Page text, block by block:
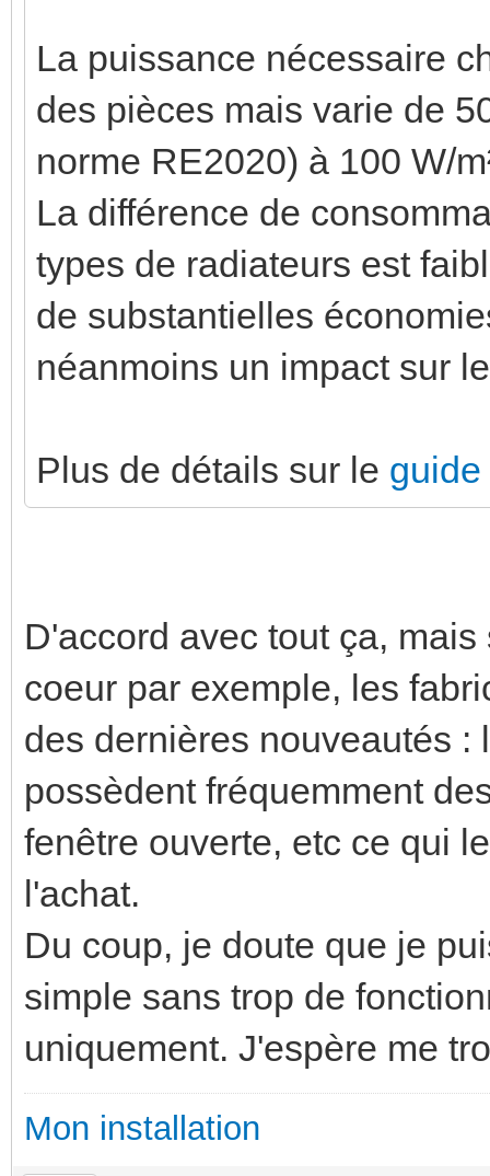
La puissance nécessaire
des pièces mais varie de
norme RE2020) à 100 W/
La différence de
types de radiateurs est
de substantielles
néanmoins un impact sur
Plus de détails sur le
D'accord avec tout ça,
coeur par exemple, les
des dernières nouveautés :
possèdent fréquemment
fenêtre ouverte, etc ce qui
l'achat.
Du coup, je doute que je
simple sans trop de
uniquement. J'espère me
Mon installation